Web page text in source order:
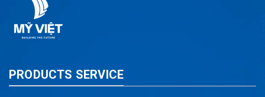
PRODUCTS SERVICE